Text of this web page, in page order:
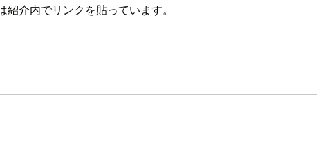
介内でリンクを貼っています。